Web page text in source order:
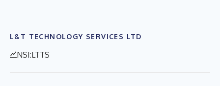
L&T TECHNOLOGY SERVICES LTD
NSI:LTTS